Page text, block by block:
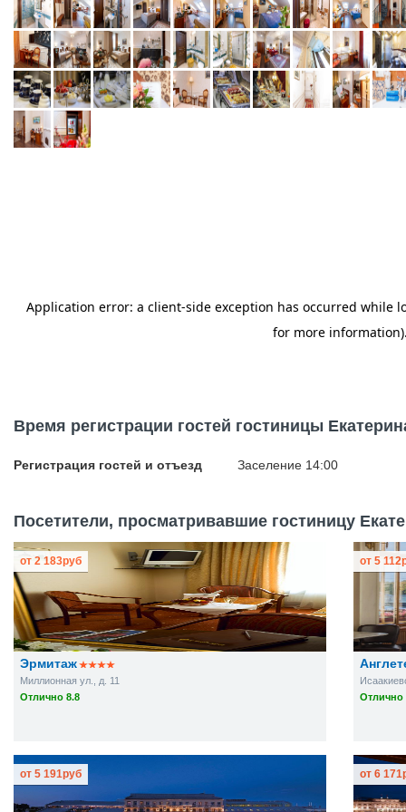
Время регистрации гостей гостиницы
Регистрация гостей и отъезд Заселение 14:00
Посетители, просматривавшие гостиницу
Эрмитаж
Миллионная ул., д. 11
Отлично 8.8
от 2 183руб
Отлично
от 5 112
от 5 191руб от 6 171